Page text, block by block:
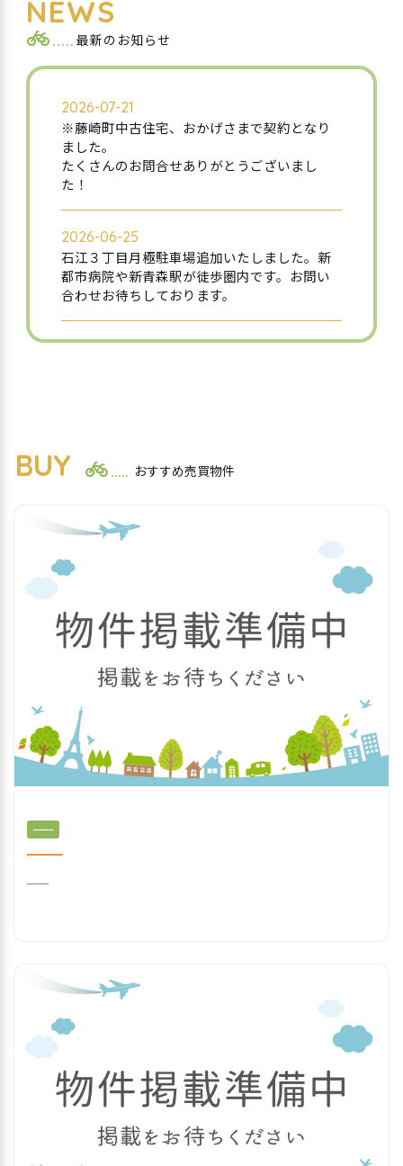
NEWS
最新のお知らせ
2026-07-21
※藤崎町中古住宅、おかげさまで契約となり
ました。
たくさんのお問合せありがとうございまし
た！
2026-06-25
石江３丁目月極駐車場追加いたしました。新
都市病院や新青森駅が徒歩圏内です。お問い
合わせお待ちしております。
2026-06-05
2026-05-22
はじめまして！ライフサイクリング不動産で
り公開を開始しました
姉妹店の青森市石江の自転車店「西部輪業」
もあわせてよろしくお願いします
BUY おすすめ売買物件
──
──
──